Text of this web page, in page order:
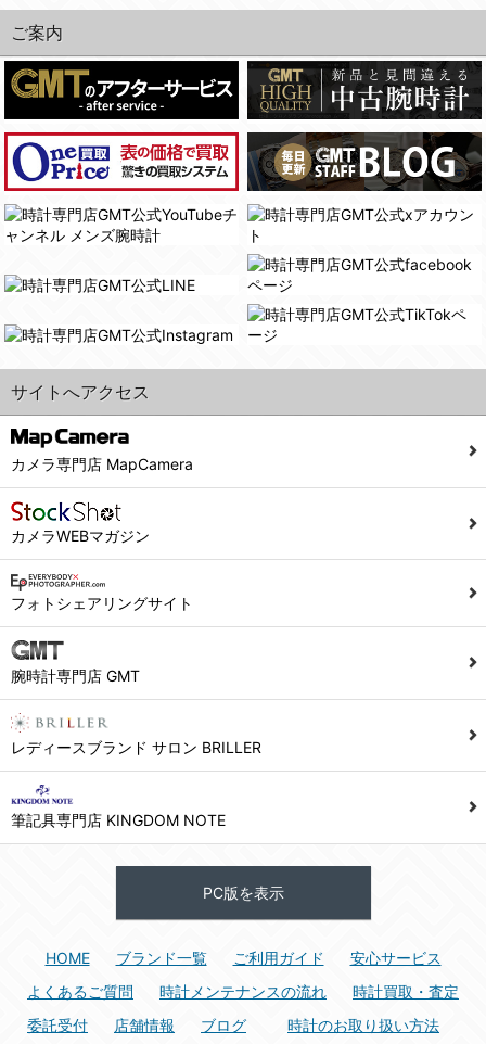
(2)法令等により開示を求められた場合。
(4)国の機関若しくは地方公共団体又はその委託を受けた者が法令の定める事務を遂行することに対して協力する必要がある場合であって、本人の同意を得ることにより当該事務の遂行に支障を及ぼすおそれがあるとき。
(5)業務を円滑に進めるために、外部業者に個人データの一部又は全部の処理を委託する場合（ただし、委託する場合は委託した個人データの安全管理が図られるように、委託先に対する必要かつ適切な監督を行ないます）。
４．ご提供の任意性
当社への個人情報の提供はお客様の任意ですが、必要な個人情報をご提供いただけない場合、当社のサービス等が利用できない場合がありますのでご了承下さい。
５．ご本人が容易に知覚できない方法による個人情報の取得
また利用者の統計的分析のため、または掲載された広告にクッキーを使用する場合があります。
シュッピン株式会社 個人情報相談窓口
Mail：privacy@syuppin.com (受付)
(2) ユーザーから寄せられた情報を、ユーザーの個人情報を表示せずに開示する場合。
(3) ユーザーが個人情報の開示について同意している場合。
(4) 法令により開示が求められた場合。
(5) 弊社で取り扱う商品またはサービスに関する案内や情報提供（郵便、電子メール等によるダイレクトメールなど）を行なう場合。
(6) 弊社が利用目的を示してユーザーから取得した情報を、その利用目的の範囲内で利用する場合。
6. 情報の提供
1)弊社は、各ユーザーに対し、当該ユーザーの購入商品の情報、及び弊社の特価商品の情報等、ユーザーに有益かつ便利な情報を提供するものとし、ユーザーはこれに同意するものとします。
フォームにて入力されたメールアドレスに、本サイトのお知らせをメールにてお送りさせていただきます。
本サイト会員のお客様は
※設定変更前にログインする必要があります。
メールマガジン会員のお客様はこちら
7. ユーザーの義務
(1) 他のユーザー、第三者もしくは弊社の著作権又はその他の権利を侵害する行為、及び侵害する恐れのある行為。
(6) 犯罪的行為、または犯罪的行為に結びつく行為、もしくはその恐れのある行為。
(9) 弊社の企業活動の運営を妨げるような行為、誹謗するような行為。
(12) その他、法令に違反または違反する恐れのある行為。
(13) その他、弊社が不適切と判断する行為。
2) ユーザーは、本サイト及び本サービスの利用により、弊社または第三者が損害を被ったときは、かかる損害を賠償するものとします。
ご案内
サイトへアクセス
カメラ専門店 MapCamera
カメラWEBマガジン
フォトシェアリングサイト
腕時計専門店 GMT
レディースブランド サロン BRILLER
筆記具専門店 KINGDOM NOTE
PC版を表示
HOME ブランド一覧 ご利用ガイド
安心サービス
よくあるご質問
時計メンテナンスの流れ
時計買取・査定
委託受付
店舗情報 ブログ 時計のお取り扱い方法